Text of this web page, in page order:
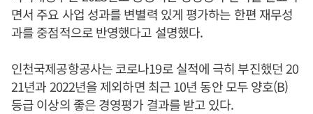
면서 주요 사업 성과를 변별력 있게 평가하는 한편 재무성
과를 중점적으로 반영했다고 설명했다.
인천국제공항공사는 코로나19로 실적에 극히 부진했던 20
21년과 2022년을 제외하면 최근 10년 동안 모두 양호(B)
등급 이상의 좋은 경영평가 결과를 받고 있다.